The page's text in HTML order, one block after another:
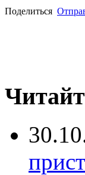
Поделиться